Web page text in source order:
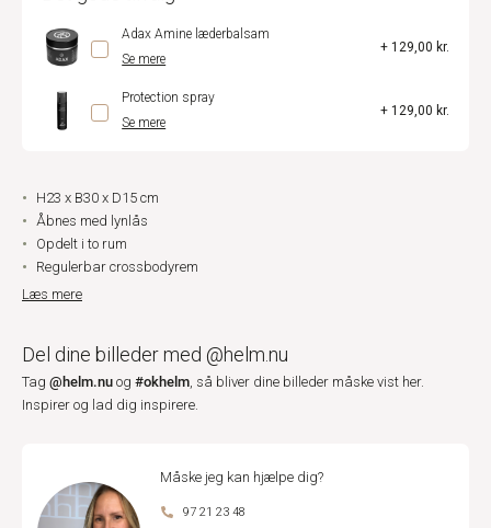
Adax Amine læderbalsam
Se mere
+ 129,00 kr.
Protection spray
Se mere
+ 129,00 kr.
H23 x B30 x D15 cm
Åbnes med lynlås
Opdelt i to rum
Regulerbar crossbodyrem
Læs mere
Del dine billeder med @helm.nu
Tag @helm.nu og #okhelm, så bliver dine billeder måske vist her.
Inspirer og lad dig inspirere.
Måske jeg kan hjælpe dig?
97 21 23 48